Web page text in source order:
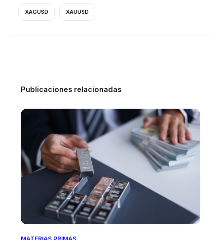
XAGUSD XAUUSD
Publicaciones relacionadas